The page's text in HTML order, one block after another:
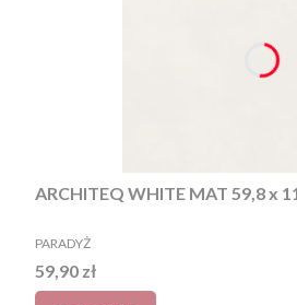
ARCHITEQ WHITE MAT 59,8 x
PRODUCENT
PARADYŻ
Cena
59,90 zł